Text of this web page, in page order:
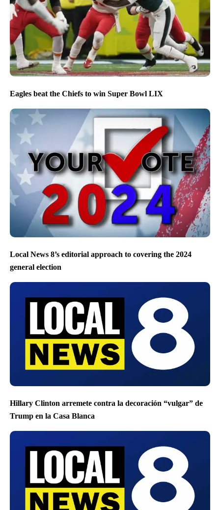
Eagles beat the Chiefs to win Super Bowl LIX
Local News 8’s editorial approach to covering the 2024
general election
Hillary Clinton arremete contra la decoración “vulgar” de
Trump en la Casa Blanca